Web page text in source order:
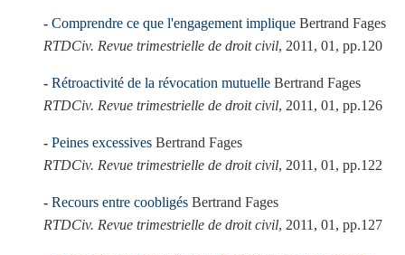
Comprendre ce que l'engagement implique Bertrand Fages
RTDCiv. Revue trimestrielle de droit civil, 2011, 01, pp.120
Rétroactivité de la révocation mutuelle Bertrand Fages
RTDCiv. Revue trimestrielle de droit civil, 2011, 01, pp.126
Peines excessives Bertrand Fages
RTDCiv. Revue trimestrielle de droit civil, 2011, 01, pp.122
Recours entre coobligés Bertrand Fages
RTDCiv. Revue trimestrielle de droit civil, 2011, 01, pp.127